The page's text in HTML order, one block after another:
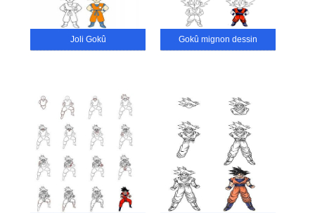
Joli Gokû Gokû mignon dessin